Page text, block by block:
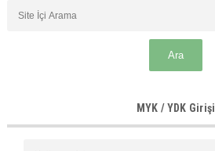
MYK / YDK Girişi